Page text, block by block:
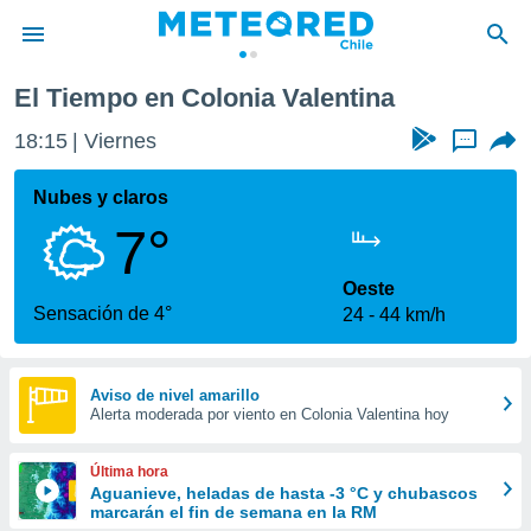
de
por
que se
calidad.
a este
las
y
digital
basada
El Tiempo en Colonia Valentina
18:15 Viernes ...
Nubes y claros
7°
Sensación de 4°
Oeste
24
44 km/h
Aviso de nivel amarillo
Alerta moderada por viento en Colonia Valentina hoy
Última hora
Aguanieve, heladas de hasta -3 °C y chubascos
marcarán el fin de semana en la RM